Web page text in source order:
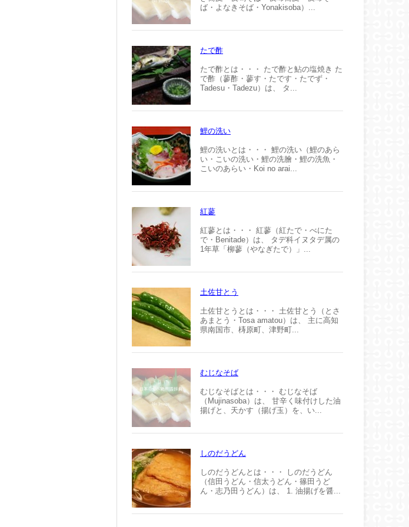
ば・よなきそば・Yonakisoba）...
たで酢
たで酢とは・・・ たで酢と鮎の塩焼き た
で酢（蓼酢・蓼す・たです・たでず・
Tadesu・Tadezu）は、 タ...
鯉の洗い
鯉の洗いとは・・・ 鯉の洗い（鯉のあら
い・こいの洗い・鯉の洗膾・鯉の洗魚・
こいのあらい・Koi no arai...
紅蓼
紅蓼とは・・・ 紅蓼（紅たで・べにた
で・Benitade）は、 タデ科イヌタデ属の
1年草「柳蓼（やなぎたで）」...
土佐甘とう
土佐甘とうとは・・・ 土佐甘とう（とさ
あまとう・Tosa amatou）は、 主に高知
県南国市、梼原町、津野町...
むじなそば
むじなそばとは・・・ むじなそば
（Mujinasoba）は、 甘辛く味付けした油
揚げと、天かす（揚げ玉）を、い...
しのだうどん
しのだうどんとは・・・ しのだうどん
（信田うどん・信太うどん・篠田うど
ん・志乃田うどん）は、 1. 油揚げを醤...